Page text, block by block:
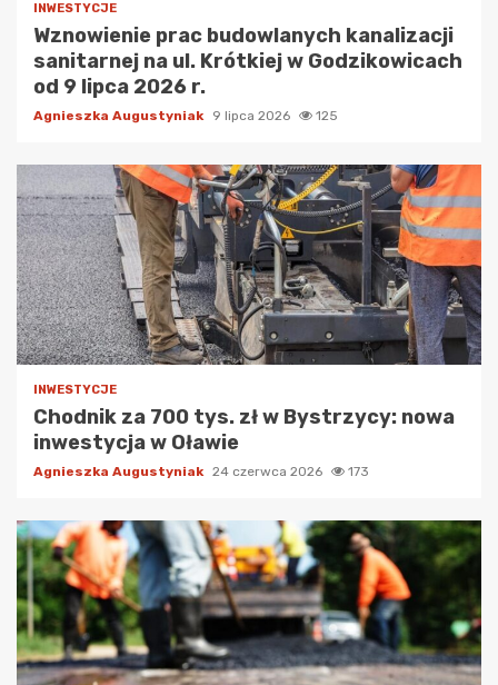
INWESTYCJE
Wznowienie prac budowlanych kanalizacji
sanitarnej na ul. Krótkiej w Godzikowicach
od 9 lipca 2026 r.
Agnieszka Augustyniak 9 lipca 2026 125
INWESTYCJE
Chodnik za 700 tys. zł w Bystrzycy: nowa
inwestycja w Oławie
Agnieszka Augustyniak 24 czerwca 2026 173